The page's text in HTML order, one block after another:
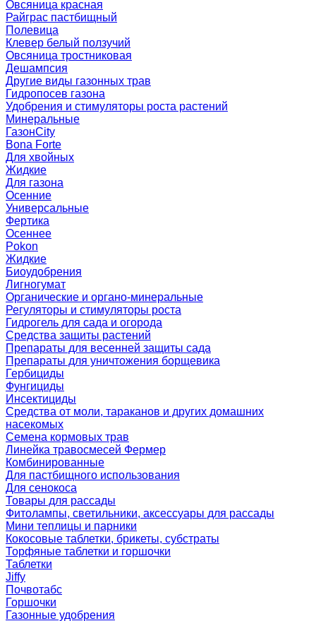
Овсяница красная
Райграс пастбищный
Полевица
Клевер белый ползучий
Овсяница тростниковая
Дешампсия
Другие виды газонных трав
Гидропосев газона
Удобрения и стимуляторы роста растений
Минеральные
ГазонCity
Bona Forte
Для хвойных
Жидкие
Для газона
Осенние
Универсальные
Фертика
Осеннее
Pokon
Жидкие
Биоудобрения
Лигногумат
Органические и органо-минеральные
Регуляторы и стимуляторы роста
Гидрогель для сада и огорода
Средства защиты растений
Препараты для весенней защиты сада
Препараты для уничтожения борщевика
Гербициды
Фунгициды
Инсектициды
Средства от моли, тараканов и других домашних
насекомых
Семена кормовых трав
Линейка травосмесей Фермер
Комбинированные
Для пастбищного использования
Для сенокоса
Товары для рассады
Фитолампы, светильники, аксессуары для рассады
Мини теплицы и парники
Кокосовые таблетки, брикеты, субстраты
Торфяные таблетки и горшочки
Таблетки
Jiffy
Почвотабс
Горшочки
Газонные удобрения